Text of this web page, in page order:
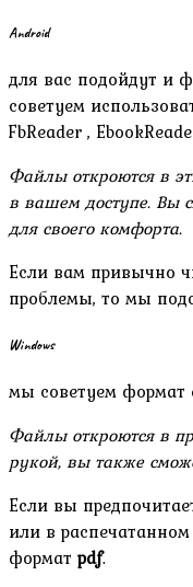
Android
для вас подойдут и
советуем
FbReader ,
Файлы откроются в
в вашем доступе. Вы
для своего комфорта.
Если вам привычно
проблемы, то мы
Windows
мы советуем формат
Файлы откроются в
рукой, вы также
Если вы
или в
формат pdf.